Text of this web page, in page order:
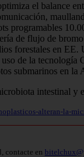
el balance
programables
de flujo de
forestales en
de la tecnología
submarinos en
alteran-la-
contacte en